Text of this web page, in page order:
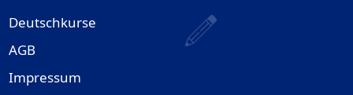
Deutschkurse
AGB
Impressum